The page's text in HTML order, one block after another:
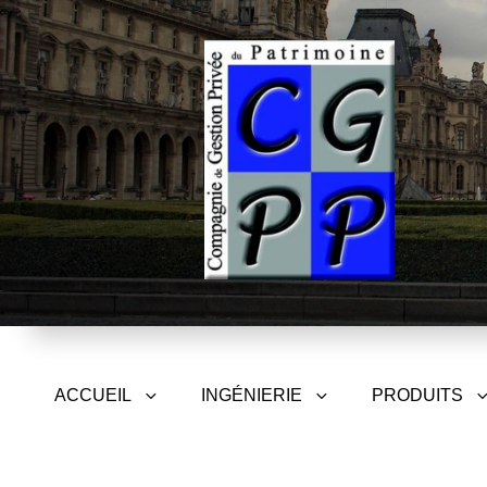
CGPP – Compagnie de
ACCUEIL INGÉNIERIE PRODUITS